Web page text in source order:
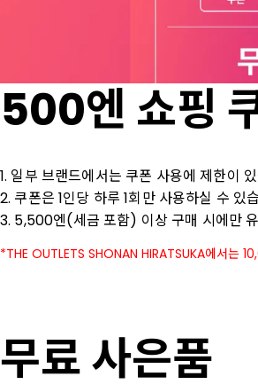
500엔 쇼핑
1. 일부 브랜드에서는 쿠폰 사용에 제한이
2. 쿠폰은 1인당 하루 1회만 사용하실 수 있
3. 5,500엔(세금 포함) 이상 구매 시에만
THE OUTLETS SHONAN HIRATSUKA에서는
무료 사은품